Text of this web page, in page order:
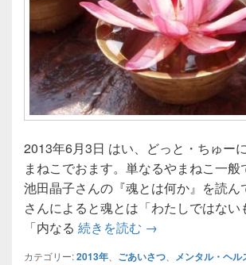
2013年6月3日 はい、どっと・ちゅー
まねこでおます。単なるやまねこ一般
池田晶子さんの『魂とは何か』を読ん
さんによると魂とは「わたしではない
「内なる 続きを読む 『魂とは何か?』
→
カテゴリー:2013年 ごあいさつ メンタル・ヘル